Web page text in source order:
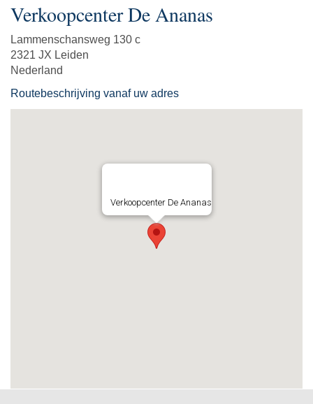
Verkoopcenter De Ananas
Lammenschansweg 130 c
2321 JX Leiden
Nederland
Routebeschrijving vanaf uw adres
Verkoopcenter De Ananas